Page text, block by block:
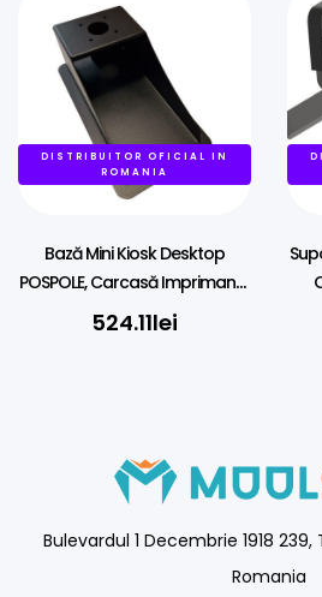
DISTRIBUITOR OFICIAL IN
ROMANIA
Bază Mini Kiosk Desktop
POSPOLE, Carcasă Imprimantă
(Suport Monitor/Tabletă)
524.11lei
Bulevardul 1 Decembrie 1918
Romania